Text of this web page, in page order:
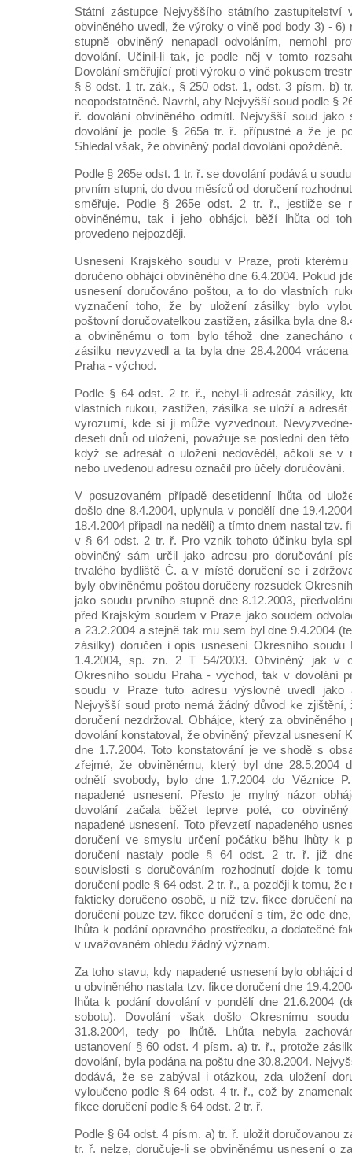
Státní zástupce Nejvyššího státního zastupitelství
obviněného uvedl, že výroky o vině pod body 3) - 6)
stupně obviněný nenapadl odvoláním, nemohl
dovolání. Učinil-li tak, je podle něj v tomto
Dovolání směřující proti výroku o vině pokusem
§ 8 odst. 1 tr. zák., § 250 odst. 1, odst. 3 písm. b)
neopodstatněné. Navrhl, aby Nejvyšší soud podle §
ř. dovolání obviněného odmítl. Nejvyšší soud jako
dovolání je podle § 265a tr. ř. přípustné a že je
Shledal však, že obviněný podal dovolání opožděně.
Podle § 265e odst. 1 tr. ř. se dovolání podává u
prvním stupni, do dvou měsíců od doručení
směřuje. Podle § 265e odst. 2 tr. ř., jestliže se
obviněnému, tak i jeho obhájci, běží lhůta od
provedeno nejpozději.
Usnesení Krajského soudu v Praze, proti
doručeno obhájci obviněného dne 6.4.2004. Pokud
usnesení doručováno poštou, a to do vlastních
vyznačení toho, že by uložení zásilky bylo
poštovní doručovatelkou zastižen, zásilka byla dne
a obviněnému o tom bylo téhož dne zanecháno
zásilku nevyzvedl a ta byla dne 28.4.2004
Praha - východ.
Podle § 64 odst. 2 tr. ř., nebyl-li adresát zásilky,
vlastních rukou, zastižen, zásilka se uloží a
vyrozumí, kde si ji může vyzvednout.
deseti dnů od uložení, považuje se poslední den
když se adresát o uložení nedověděl, ačkoli se v
nebo uvedenou adresu označil pro účely doručování.
V posuzovaném případě desetidenní lhůta od
došlo dne 8.4.2004, uplynula v pondělí dne
18.4.2004 připadl na neděli) a tímto dnem nastal tzv.
v § 64 odst. 2 tr. ř. Pro vznik tohoto účinku byla
obviněný sám určil jako adresu pro doručování
trvalého bydliště Č. a v místě doručení se i
byly obviněnému poštou doručeny rozsudek
jako soudu prvního stupně dne 8.12.2003,
před Krajským soudem v Praze jako soudem
a 23.2.2004 a stejně tak mu sem byl dne 9.4.2004
zásilky) doručen i opis usnesení Okresního
1.4.2004, sp. zn. 2 T 54/2003. Obviněný jak v
Okresního soudu Praha - východ, tak v dovolání
soudu v Praze tuto adresu výslovně uvedl jako
Nejvyšší soud proto nemá žádný důvod ke
doručení nezdržoval. Obhájce, který za obviněného
dovolání konstatoval, že obviněný převzal usnesení
dne 1.7.2004. Toto konstatování je ve shodě s
zřejmé, že obviněnému, který byl dne 28.5.2004
odnětí svobody, bylo dne 1.7.2004 do Věznice
napadené usnesení. Přesto je mylný názor
dovolání začala běžet teprve poté, co
napadené usnesení. Toto převzetí napadeného
doručení ve smyslu určení počátku běhu lhůty k
doručení nastaly podle § 64 odst. 2 tr. ř. již
souvislosti s doručováním rozhodnutí dojde k
doručení podle § 64 odst. 2 tr. ř., a později k tomu, že
fakticky doručeno osobě, u níž tzv. fikce doručení
doručení pouze tzv. fikce doručení s tím, že ode
lhůta k podání opravného prostředku, a dodatečné
v uvažovaném ohledu žádný význam.
Za toho stavu, kdy napadené usnesení bylo obhájci
u obviněného nastala tzv. fikce doručení dne
lhůta k podání dovolání v pondělí dne 21.6.2004
sobotu). Dovolání však došlo Okresnímu
31.8.2004, tedy po lhůtě. Lhůta nebyla
ustanovení § 60 odst. 4 písm. a) tr. ř., protože
dovolání, byla podána na poštu dne 30.8.2004.
dodává, že se zabýval i otázkou, zda uložení
vyloučeno podle § 64 odst. 4 tr. ř., což by
fikce doručení podle § 64 odst. 2 tr. ř.
Podle § 64 odst. 4 písm. a) tr. ř. uložit doručovanou
tr. ř. nelze, doručuje-li se obviněnému usnesení o